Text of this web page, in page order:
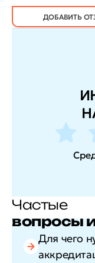
ДОБАВИТЬ
Частые
вопросы
Для чего